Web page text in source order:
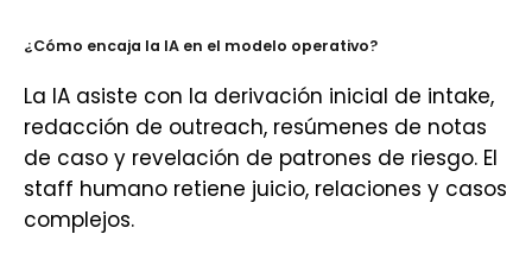
¿Cómo encaja la IA en el modelo operativo?
La IA asiste con la derivación inicial de intake,
redacción de outreach, resúmenes de notas
de caso y revelación de patrones de riesgo. El
staff humano retiene juicio, relaciones y casos
complejos.